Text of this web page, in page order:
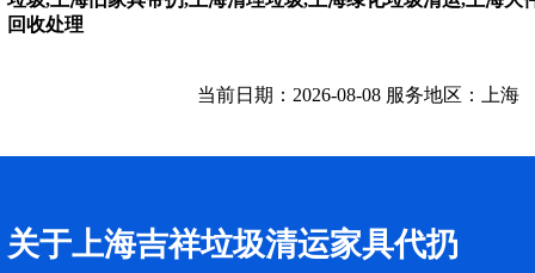
回收处理
当前日期：2026-08-08 服务地区：上海
关于上海吉祥垃圾清运家具代扔